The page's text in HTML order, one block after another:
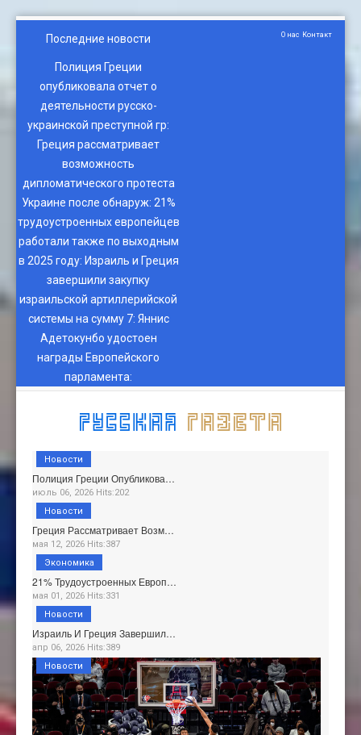
Последние новости
Полиция Греции
опубликовала отчет о
деятельности русско-
украинской преступной гр:
Греция рассматривает
возможность
дипломатического протеста
Украине после обнаруж: 21%
трудоустроенных европейцев
работали также по выходным
в 2025 году: Израиль и Греция
завершили закупку
израильской артиллерийской
системы на сумму 7: Яннис
Адетокунбо удостоен
награды Европейского
парламента:
О нас Контакт
Полиция Греции Опубликова…
июль 06, 2026 Hits:202
Новости
Греция Рассматривает Возм…
мая 12, 2026 Hits:387
Новости
21% Трудоустроенных Европ…
мая 01, 2026 Hits:331
Экономика
Израиль И Греция Завершил…
апр 06, 2026 Hits:389
Новости
Новости